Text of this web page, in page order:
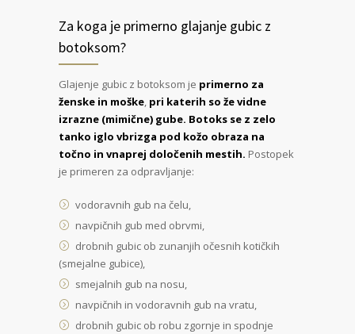
Za koga je primerno glajanje gubic z
botoksom?
Glajenje gubic z botoksom je primerno za
ženske in moške, pri katerih so že vidne
izrazne (mimične) gube. Botoks se z zelo
tanko iglo vbrizga pod kožo obraza na
točno in vnaprej določenih mestih. Postopek
je primeren za odpravljanje:
vodoravnih gub na čelu,
navpičnih gub med obrvmi,
drobnih gubic ob zunanjih očesnih kotičkih
(smejalne gubice),
smejalnih gub na nosu,
navpičnih in vodoravnih gub na vratu,
drobnih gubic ob robu zgornje in spodnje